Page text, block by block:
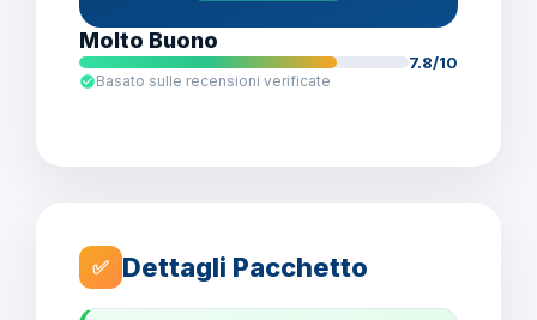
Molto Buono
7.8/10
Basato sulle recensioni verificate
✅ Dettagli Pacchetto